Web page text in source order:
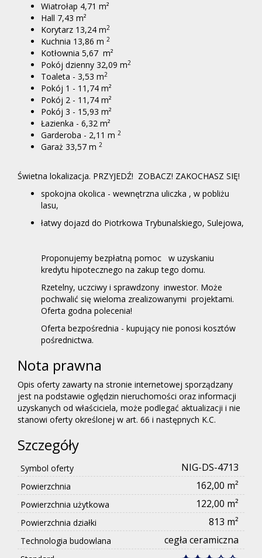
Wiatrołap 4,71 m²
Hall 7,43 m²
Korytarz 13,24 m2
Kuchnia 13,86 m 2
Kotłownia 5,67 m²
Pokój dzienny 32,09 m2
Toaleta - 3,53 m2
Pokój 1 - 11,74 m²
Pokój 2 - 11,74 m²
Pokój 3 - 15,93 m²
Łazienka - 6,32 m²
Garderoba - 2,11 m 2
Garaż 33,57 m 2
Świetna lokalizacja. PRZYJEDŹ! ZOBACZ! ZAKOCHASZ SIĘ!
spokojna okolica - wewnętrzna uliczka , w pobliżu
lasu,
łatwy dojazd do Piotrkowa Trybunalskiego, Sulejowa,
Proponujemy bezpłatną pomoc w uzyskaniu
kredytu hipotecznego na zakup tego domu.
Rzetelny, uczciwy i sprawdzony inwestor. Może
pochwalić się wieloma zrealizowanymi projektami.
Oferta godna polecenia!
Oferta bezpośrednia - kupujący nie ponosi kosztów
pośrednictwa.
Nota prawna
Opis oferty zawarty na stronie internetowej sporządzany
jest na podstawie oględzin nieruchomości oraz informacji
uzyskanych od właściciela, może podlegać aktualizacji i nie
stanowi oferty określonej w art. 66 i następnych K.C.
Szczegóły
Symbol oferty NIG-DS-4713
Powierzchnia 162,00 m²
Powierzchnia użytkowa 122,00 m²
Powierzchnia działki 813 m²
Technologia budowlana cegła ceramiczna